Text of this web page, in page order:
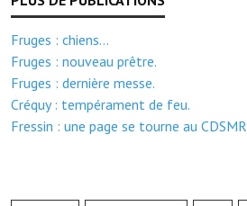
Le village dans l'intercommunalité
Communauté de communes
Autres groupements
Les réseaux partenaires
Fruges : chiens...
Fruges : nouveau prêtre.
Fruges : dernière messe.
Créquy : tempérament de feu.
Fressin : une page se tourne au CDSMR